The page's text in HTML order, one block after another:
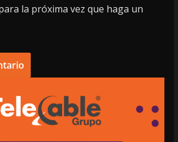
la próxima vez que haga un